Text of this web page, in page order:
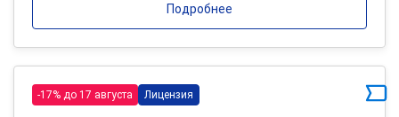
Подробнее
-17% до 17 августа Лицензия